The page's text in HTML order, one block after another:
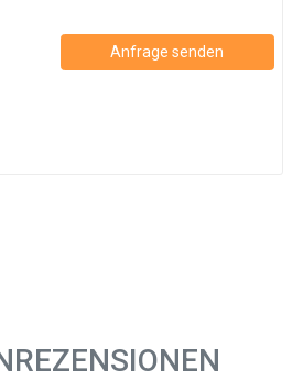
Anfrage senden